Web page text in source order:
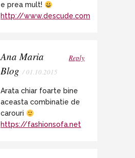
e prea mult!
http://www.descude.com
Ana Maria
Blog / 01.10.2015
Reply
Arata chiar foarte bine
aceasta combinatie de
carouri
https://fashionsofa.net